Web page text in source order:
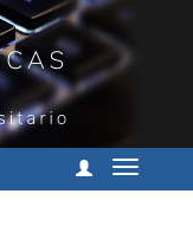
Cambiar